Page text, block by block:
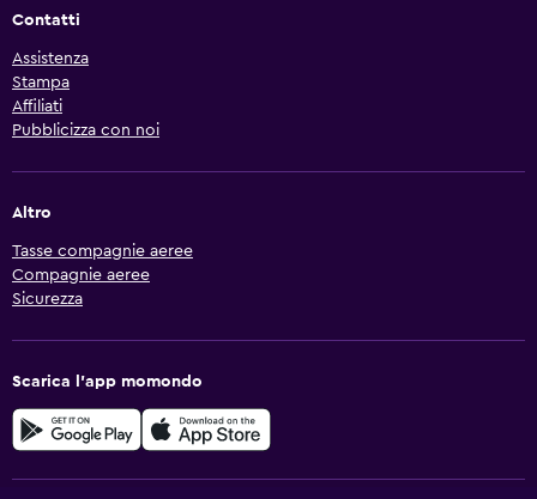
Contatti
Assistenza
Stampa
Affiliati
Pubblicizza con noi
Altro
Tasse compagnie aeree
Compagnie aeree
Sicurezza
Scarica l'app momondo